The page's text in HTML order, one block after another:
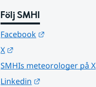
Följ SMHI
Facebook
X
SMHIs meteorologer på X
Linkedin